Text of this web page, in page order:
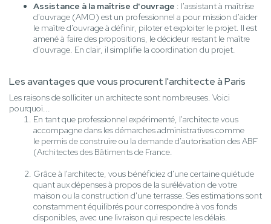
Assistance à la maîtrise d'ouvrage : l'assistant à maîtrise
d'ouvrage (AMO) est un professionnel a pour mission d'aider
le maître d'ouvrage à définir, piloter et exploiter le projet. Il est
amené à faire des propositions, le décideur restant le maître
d'ouvrage. En clair, il simplifie la coordination du projet.
Les avantages que vous procurent l'architecte à Paris
Les raisons de solliciter un architecte sont nombreuses. Voici
pourquoi...
En tant que professionnel expérimenté, l'architecte vous
accompagne dans les démarches administratives comme
le permis de construire ou la demande d'autorisation des ABF
(Architectes des Bâtiments de France.
Grâce à l'architecte, vous bénéficiez d'une certaine quiétude
quant aux dépenses à propos de la surélévation de votre
maison ou la construction d'une terrasse. Ses estimations sont
constamment équilibrés pour correspondre à vos fonds
disponibles, avec une livraison qui respecte les délais.